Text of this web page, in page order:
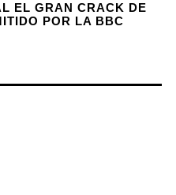
EL GRAN CRACK DE
POR LA BBC